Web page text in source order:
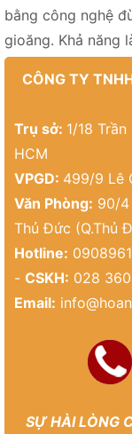
bằng công nghệ
gioăng. Khả năng
CÔNG TY
Trụ sở: 1/18
HCM
VPGD: 499/9 Lê
Văn Phòng: 90/4
Thủ Đức (Q.Thủ
Hotline:
- CSKH: 028
Email:
SỰ HÀI LÒNG